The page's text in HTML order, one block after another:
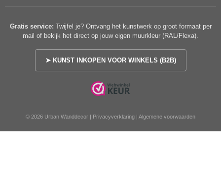
Gratis service: Twijfel je? Ontvang het kunstwerk op groot formaat per
mail of bekijk het direct op jouw eigen muurkleur (RAL/Flexa).
➤ KUNST INKOPEN VOOR WINKELS (B2B)
© 2026 Urban Wanddecor | Privacyverklaring | Algemene voorwaarden